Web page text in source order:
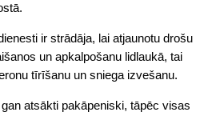
ir strādāja, lai atjaunotu drošu
un apkalpošanu lidlaukā, tai
tīrīšanu un sniega izvešanu.
atsākti pakāpeniski, tāpēc visas